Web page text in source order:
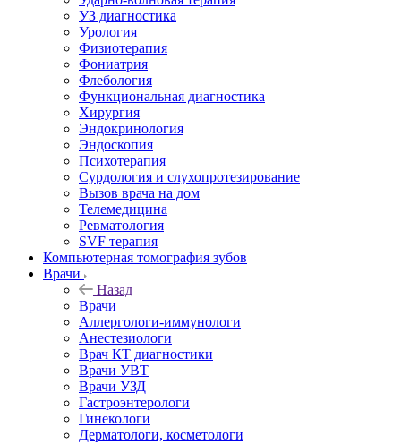
УЗ диагностика
Урология
Физиотерапия
Фониатрия
Флебология
Функциональная диагностика
Хирургия
Эндокринология
Эндоскопия
Психотерапия
Сурдология и слухопротезирование
Вызов врача на дом
Телемедицина
Ревматология
SVF терапия
Компьютерная томография зубов
Врачи
Назад
Врачи
Аллергологи-иммунологи
Анестезиологи
Врач КТ диагностики
Врачи УВТ
Врачи УЗД
Гастроэнтерологи
Гинекологи
Дерматологи, косметологи